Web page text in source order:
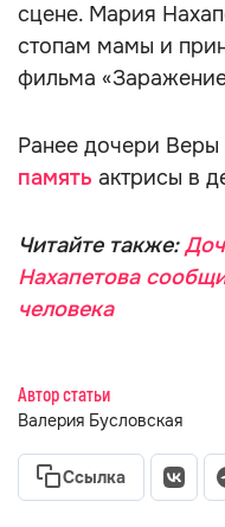
сцене. Мария
стопам мамы и
фильма
Ранее дочери Веры
память актрисы в
Читайте также:
Нахапетова
человека
Автор статьи
Валерия Бусловская
Ссылка